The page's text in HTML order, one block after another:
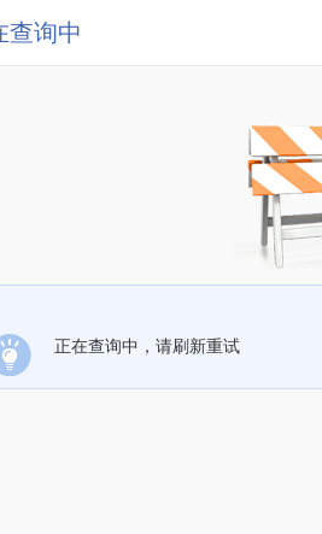
查询中
正在查询中，请刷新重试